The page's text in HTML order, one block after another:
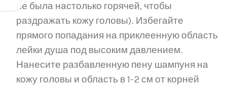
не была настолько горячей, чтобы
раздражать кожу головы). Избегайте
прямого попадания на приклеенную область
лейки душа под высоким давлением.
Нанесите разбавленную пену шампуня на
кожу головы и область в 1-2 см от корней